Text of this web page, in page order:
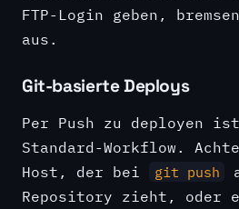
FTP-Login geben,
aus.
Git-basierte Deploys
Per Push zu deployen
Standard-Workflow.
Host, der bei
git push
Repository zieht, oder